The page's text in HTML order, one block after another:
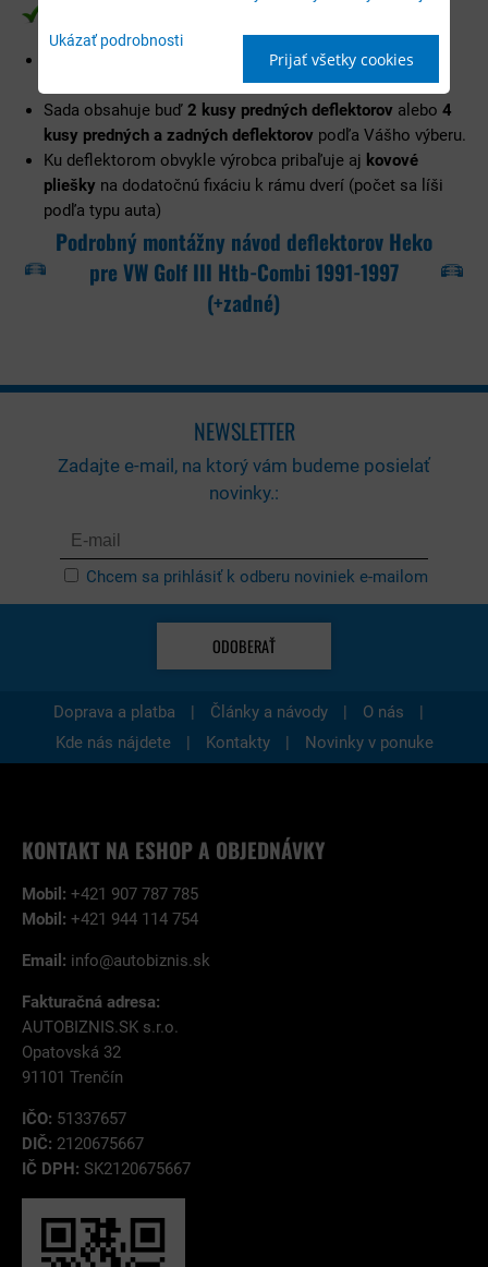
krabíc vyrobených na mieru, aby
deflektory doručili bez poškodenia.
Sada obsahuje buď 2 kusy predných deflektorov alebo 4
kusy predných a zadných deflektorov podľa Vášho výberu.
Ku deflektorom obvykle výrobca pribaľuje aj kovové
pliešky na dodatočnú fixáciu k rámu dverí (počet sa líši
podľa typu auta)
Podrobný montážny návod deflektorov Heko
pre VW Golf III Htb-Combi 1991-1997
(+zadné)
NEWSLETTER
Zadajte e-mail, na ktorý vám budeme posielať
novinky.:
Chcem sa prihlásiť k odberu noviniek e-mailom
ODOBERAŤ
Doprava a platba | Články a návody | O nás
|
Kde nás nájdete
| Kontakty | Novinky v ponuke
KONTAKT NA ESHOP A OBJEDNÁVKY
Mobil: +421 907 787 785
Mobil: +421 944 114 754
Email: info@autobiznis.sk
Fakturačná adresa:
AUTOBIZNIS.SK s.r.o.
Opatovská 32
91101 Trenčín
IČO: 51337657
DIČ: 2120675667
IČ DPH: SK2120675667
Ukázať podrobnosti
Prijať všetky cookies